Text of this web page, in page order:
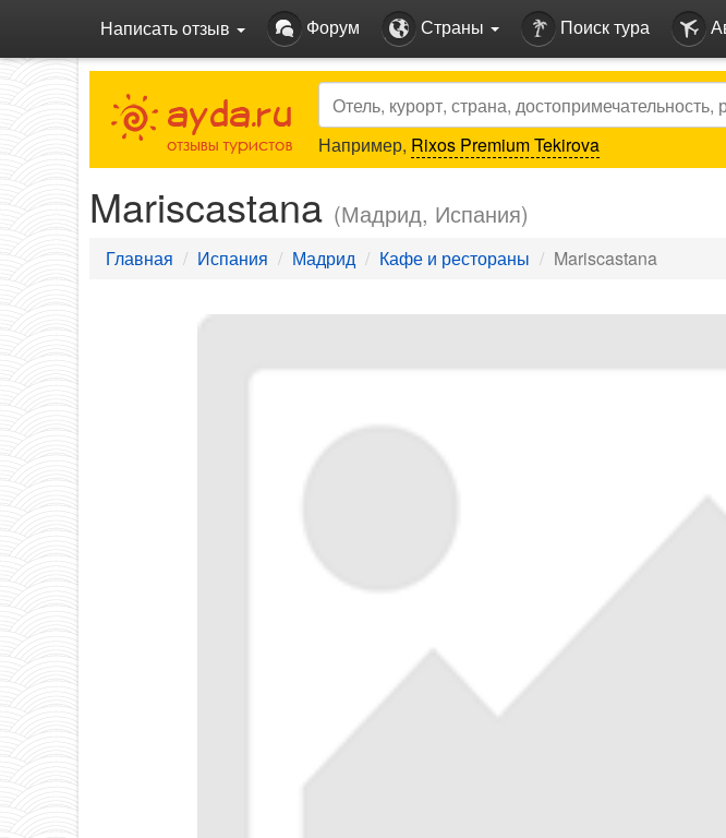
Написать отзыв Форум Страны Поиск тура
Search
Например, Rixos Premium Tekirova
Mariscastana (Мадрид, Испания)
Главная Испания Мадрид Кафе и рестораны Mariscastana